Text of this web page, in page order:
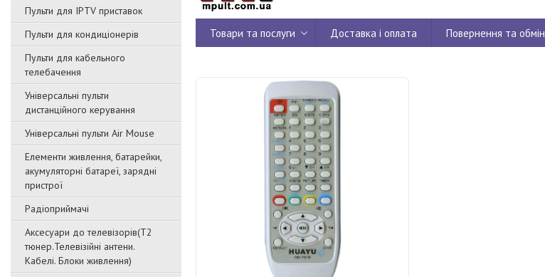
Пульти для IPTV приставок
Пульти для кондиціонерів
Пульти для кабельного
телебачення
Універсальні пульти
дистанційного керування
Універсальні пульти Air Mouse
Елементи живлення, батарейки,
акумуляторні батареї, зарядні
пристрої
Радіоприймачі
Аксесуари до телевізорів(T2
тюнер.Телевізійні антени.
Кабелі. Блоки живлення)
Товари та послуги Доставка і оплата Повернення та обмін